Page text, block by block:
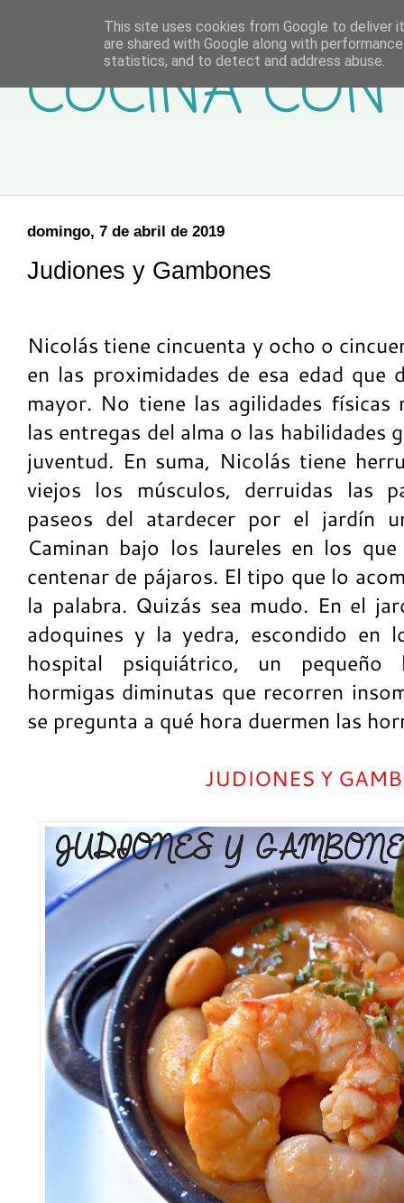
COCINA
domingo, 7 de abril de 2019
Judiones y Gambones
Nicolás tiene cincuenta y ocho o
en las proximidades de esa edad
mayor. No tiene las agilidades físicas
las entregas del alma o las habilidades
juventud. En suma, Nicolás tiene
viejos los músculos, derruidas las
paseos del atardecer por el jardín
Caminan bajo los laureles en los
centenar de pájaros. El tipo que lo
la palabra. Quizás sea mudo. En el
adoquines y la yedra, escondido en
hospital psiquiátrico, un pequeño
hormigas diminutas que recorren
se pregunta a qué hora duermen las
JUDIONES Y
This site uses cookies from Google to deliver
are shared with Google along with
statistics, and to detect and address abuse.